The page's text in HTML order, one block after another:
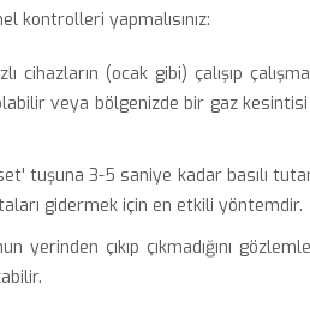
kontrolleri yapmalısınız:
cihazların (ocak gibi) çalışıp
veya bölgenizde bir gaz
tuşuna 3-5 saniye kadar basılı
gidermek için en etkili yöntemdir.
yerinden çıkıp çıkmadığını